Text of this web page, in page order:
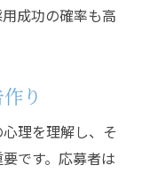
成功の確率も高
り
理を理解し、そ
です。応募者は